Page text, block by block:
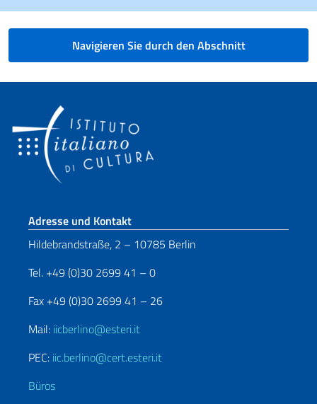
Navigieren Sie durch den Abschnitt
Fußbereich
Adresse und Kontakt
Hildebrandstraße, 2 – 10785 Berlin
Tel. +49 (0)30 2699 41 – 0
Fax +49 (0)30 2699 41 – 26
Mail: iicberlino@esteri.it
PEC: iic.berlino@cert.esteri.it
Büros